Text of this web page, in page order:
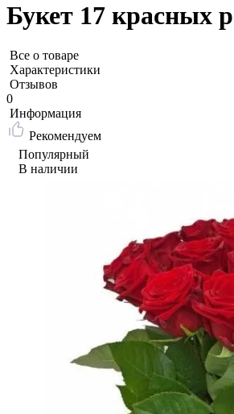
Букет 17 красных
Все о товаре
Характеристики
Отзывов
0
Информация
Рекомендуем
Популярный
В наличии